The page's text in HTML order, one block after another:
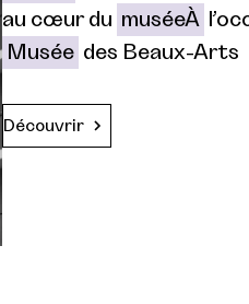
au cœur du muséeÀ
Musée des Beaux-Arts
Découvrir